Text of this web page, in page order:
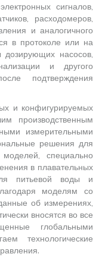
сигналов,
расходомеров,
и аналогичного
в протоколе или на
насосов,
и другого
подтверждения
и конфигурируемых
производственным
измерительными
решения для
специально
в плавательных
питьевой воды и
моделям со
об измерениях,
вносятся во все
глобальными
технологические